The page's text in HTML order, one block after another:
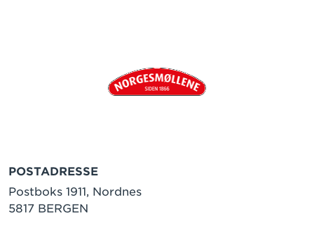
POSTADRESSE
Postboks 1911, Nordnes
5817 BERGEN